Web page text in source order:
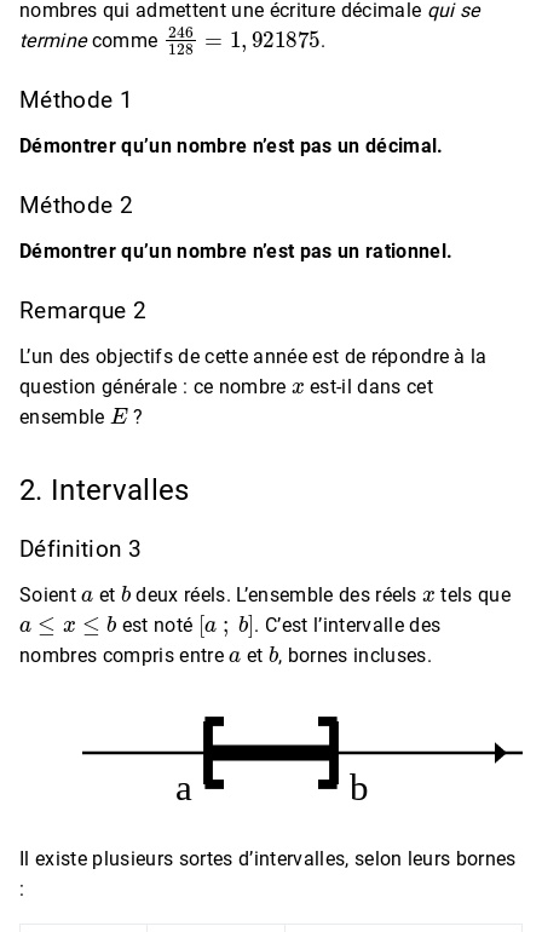
nombres qui admettent une écriture décimale qui se
terminecomme
246128=1,921875
.
Méthode 1
Démontrer qu’un nombre n’est pas un décimal.
Méthode 2
Démontrer qu’un nombre n’est pas un rationnel.
Remarque 2
L’un des objectifs de cette année est de répondre à la
question générale : ce nombre
x
est-il dans cet
ensemble
E
?
2. Intervalles
Définition 3
Soient et
b
deux réels. L’ensemble des réels tels que
a≤x≤b
est noté
[a ; b]
. C’est l’intervalle des
nombres compris entre
a
et
b
, bornes incluses.
Il existe plusieurs sortes d’intervalles, selon leurs bornes
: